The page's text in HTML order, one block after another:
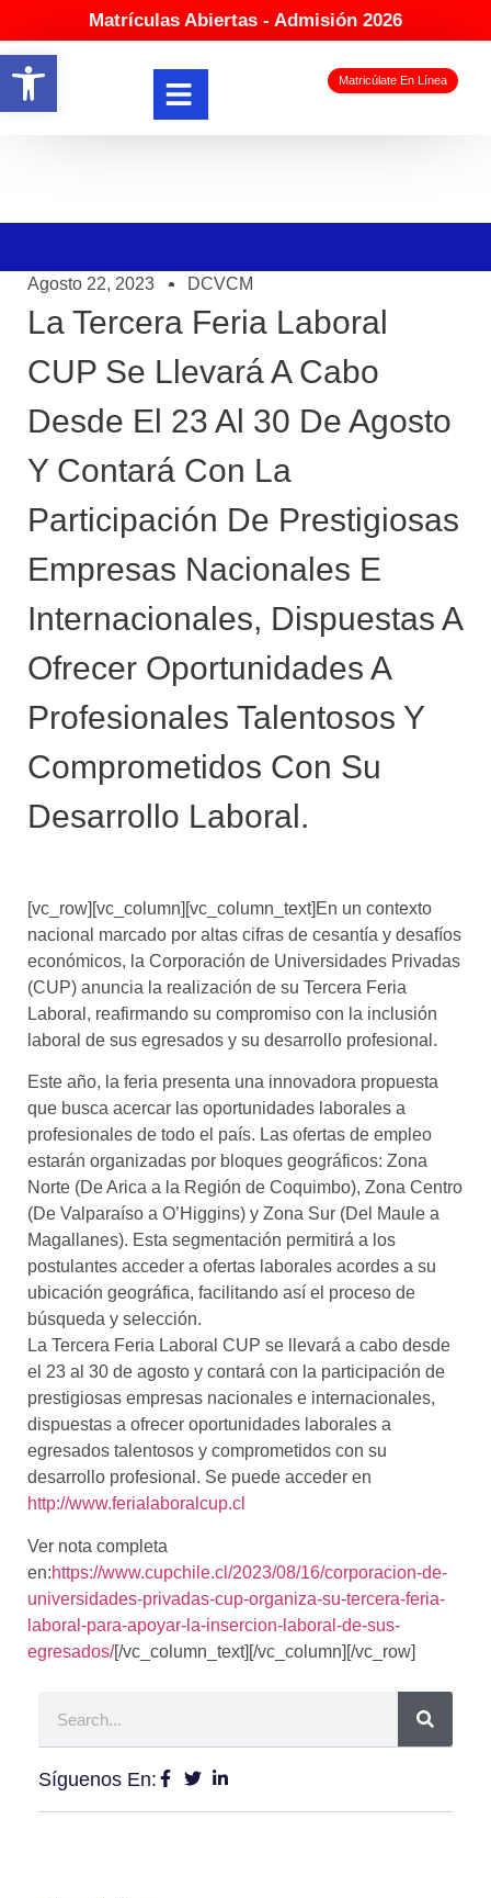
Abrir barra de herramientas
Matrículas Abiertas - Admisión 2026
Matricúlate En Línea
Agosto 22, 2023 DCVCM
La Tercera Feria Laboral
CUP Se Llevará A Cabo
Desde El 23 Al 30 De Agosto
Y Contará Con La
Participación De Prestigiosas
Empresas Nacionales E
Internacionales, Dispuestas A
Ofrecer Oportunidades A
Profesionales Talentosos Y
Comprometidos Con Su
Desarrollo Laboral.
[vc_row][vc_column][vc_column_text]En un contexto
nacional marcado por altas cifras de cesantía y desafíos
económicos, la Corporación de Universidades Privadas
(CUP) anuncia la realización de su Tercera Feria
Laboral, reafirmando su compromiso con la inclusión
laboral de sus egresados y su desarrollo profesional.
Este año, la feria presenta una innovadora propuesta
que busca acercar las oportunidades laborales a
profesionales de todo el país. Las ofertas de empleo
estarán organizadas por bloques geográficos: Zona
Norte (De Arica a la Región de Coquimbo), Zona Centro
(De Valparaíso a O’Higgins) y Zona Sur (Del Maule a
Magallanes). Esta segmentación permitirá a los
postulantes acceder a ofertas laborales acordes a su
ubicación geográfica, facilitando así el proceso de
búsqueda y selección.
La Tercera Feria Laboral CUP se llevará a cabo desde
el 23 al 30 de agosto y contará con la participación de
prestigiosas empresas nacionales e internacionales,
dispuestas a ofrecer oportunidades laborales a
egresados talentosos y comprometidos con su
desarrollo profesional. Se puede acceder en
http://www.ferialaboralcup.cl
Ver nota completa
en:https://www.cupchile.cl/2023/08/16/corporacion-de-
universidades-privadas-cup-organiza-su-tercera-feria-
laboral-para-apoyar-la-insercion-laboral-de-sus-
egresados/[/vc_column_text][/vc_column][/vc_row]
Síguenos En: